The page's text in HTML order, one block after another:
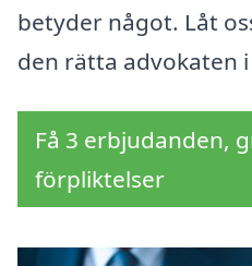
betyder något. Låt
den rätta advokaten
Få 3 erbjudanden,
förpliktelser